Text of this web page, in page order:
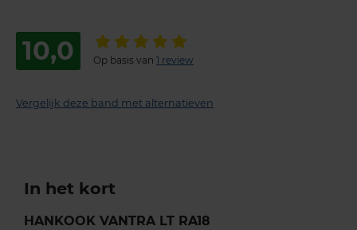
10,0 Op basis van 1 review
Vergelijk deze band met alternatieven
In het kort
HANKOOK VANTRA LT RA18